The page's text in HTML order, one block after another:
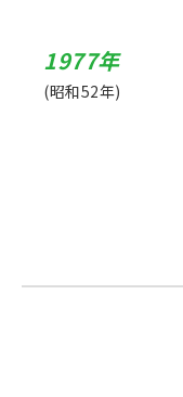
1977年
(昭和52年)